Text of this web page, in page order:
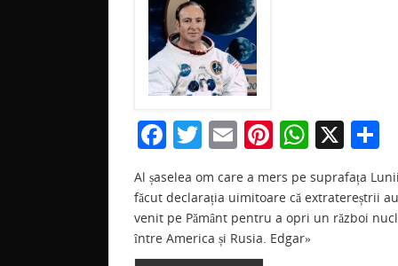
F
a
c
e
b
T
itt
er
E
ai
l
Pi
er
e
st
W
at
s
A
X
ar
Al șaselea om care a mers pe suprafața
făcut declarația uimitoare că extratereștrii au
venit pe Pământ pentru a opri un război
între America și Rusia. Edgar»